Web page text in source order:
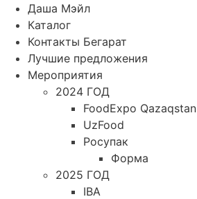
Даша Мэйл
Каталог
Контакты Бегарат
Лучшие предложения
Мероприятия
2024 ГОД
FoodExpo Qazaqstan
UzFood
Росупак
Форма
2025 ГОД
IBA